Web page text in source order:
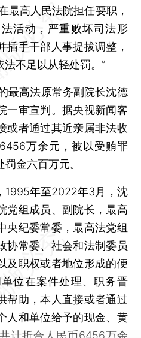
最高人民法院担任要职，
活动，严重败坏司法形
插手干部人事提拔调整，
不足以从轻处罚。”
高法原常务副院长沈德
一审宣判。据央视新闻客
或者通过其近亲属非法收
万余元，被以受贿罪
金六百万元。
年至2022年3月，沈
党组成员、副院长，最高
央纪委常委，最高法党组
协常委、社会和法制委员
及职权或者地位形成的便
位在案件处理、职务晋
帮助，本人直接或者通过
人和单位给予的现金、黄
计折合人民币6456万余